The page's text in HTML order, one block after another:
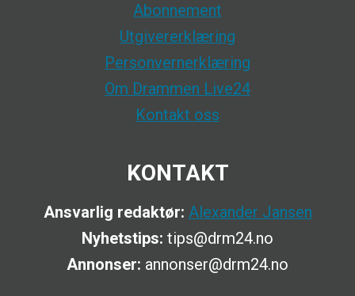
Abonnement
Utgivererklæring
Personvernerklæring
Om Drammen Live24
Kontakt oss
KONTAKT
Ansvarlig redaktør: Alexander Jansen
Nyhetstips: tips@drm24.no
Annonser: annonser@drm24.no